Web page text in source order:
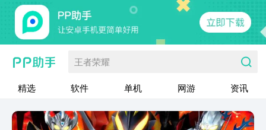
王者荣耀
精选 软件 单机 网游 资讯